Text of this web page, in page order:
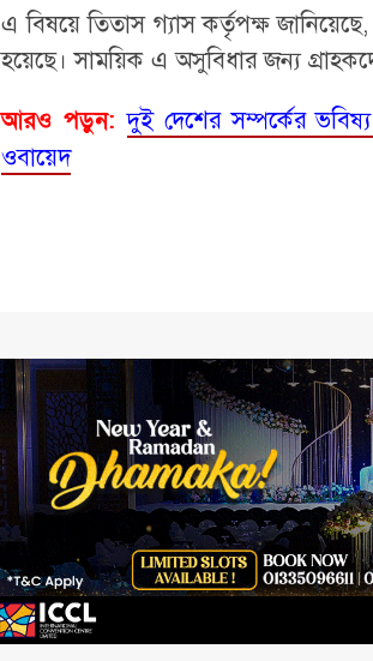
এ বিষয়ে তিতাস গ্যাস কর্তৃপক্ষ জানিয়েছে,
হয়েছে। সাময়িক এ অসুবিধার জন্য
আরও পড়ুন: দুই দেশের সম্পর্কের ভবিষ্যৎ
ওবায়েদ